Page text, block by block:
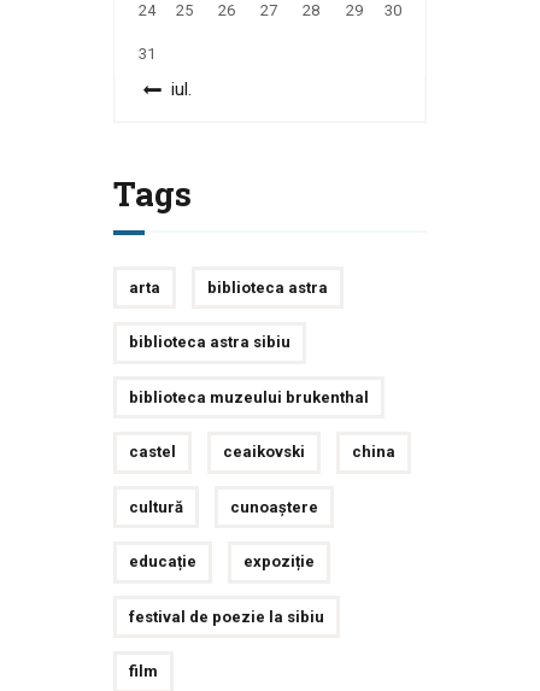
24 25 26 27 28 29 30
31
« iul.
Tags
arta biblioteca astra
biblioteca astra sibiu
biblioteca muzeului brukenthal
castel ceaikovski china
cultură cunoaștere
educație expoziție
festival de poezie la sibiu
film